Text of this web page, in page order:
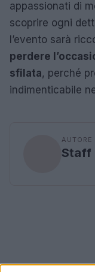
appassionati di
scoprire ogni
l’evento sarà
perdere
sfilata, perché
indimenticabile
AUTORE
Staff